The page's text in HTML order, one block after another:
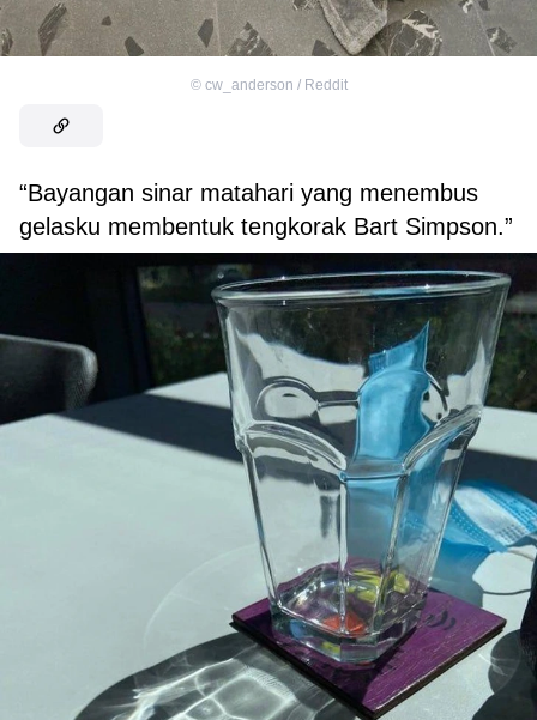
© cw_anderson / Reddit
“Bayangan sinar matahari yang menembus
gelasku membentuk tengkorak Bart Simpson.”